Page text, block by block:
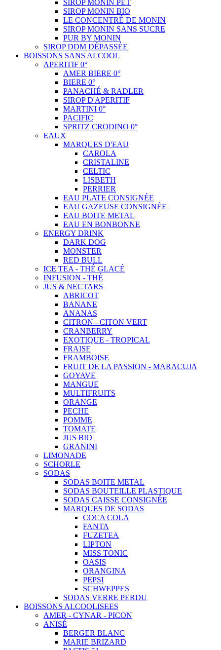
SIROP MONIN PET
SIROP MONIN BIO
LE CONCENTRÉ DE MONIN
SIROP MONIN SANS SUCRE
PUR BY MONIN
SIROP DDM DÉPASSÉE
BOISSONS SANS ALCOOL
APERITIF 0°
AMER BIERE 0°
BIERE 0°
PANACHÉ & RADLER
SIROP D'APERITIF
MARTINI 0°
PACIFIC
SPRITZ CRODINO 0°
EAUX
MARQUES D'EAU
CAROLA
CRISTALINE
CELTIC
LISBETH
PERRIER
EAU PLATE CONSIGNÉE
EAU GAZEUSE CONSIGNÉE
EAU BOITE METAL
EAU EN BONBONNE
ENERGY DRINK
DARK DOG
MONSTER
RED BULL
ICE TEA - THÉ GLACÉ
INFUSION - THÉ
JUS & NECTARS
ABRICOT
BANANE
ANANAS
CITRON - CITON VERT
CRANBERRY
EXOTIQUE - TROPICAL
FRAISE
FRAMBOISE
FRUIT DE LA PASSION - MARACUJA
GOYAVE
MANGUE
MULTIFRUITS
ORANGE
PECHE
POMME
TOMATE
JUS BIO
GRANINI
LIMONADE
SCHORLE
SODAS
SODAS BOITE METAL
SODAS BOUTEILLE PLASTIQUE
SODAS CAISSE CONSIGNÉE
MARQUES DE SODAS
COCA COLA
FANTA
FUZETEA
LIPTON
MISS TONIC
OASIS
ORANGINA
PEPSI
SCHWEPPES
SODAS VERRE PERDU
BOISSONS ALCOOLISEES
AMER - CYNAR - PICON
ANISÉ
BERGER BLANC
MARIE BRIZARD